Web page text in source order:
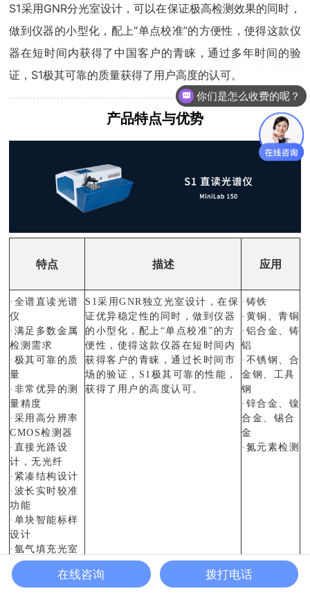
S1采用GNR分光室设计，可以在保证极高检测效果的同时，
做到仪器的小型化，配上“单点校准”的方便性，使得这款仪
器在短时间内获得了中国客户的青睐，通过多年时间的验
证，S1极其可靠的质量获得了用户高度的认可。
产品特点与优势
特点 描述 应用
·全谱直读光谱
仪
·满足多数金属
检测需求
·极其可靠的质
量
·非常优异的测
量精度
·采用高分辨率
CMOS检测器
·直接光路设
计，无光纤
·紧凑结构设计
·波长实时较准
功能
·单块智能标样
设计
·氩气填充光室
S1采用GNR独立光室设计，在保
证优异稳定性的同时，做到仪器
的小型化，配上“单点校准”的方
便性，使得这款仪器在短时间内
获得客户的青睐，通过长时间市
场的验证，S1极其可靠的性能，
获得了用户的高度认可。
·铸铁
·黄铜、青铜
·铝合金、铸
铝
·不锈钢、合
金钢、工具
钢
·锌合金、镍
合金、锡合
金
·氮元素检测
你们是怎么收费的呢？
在线咨询 拨打电话